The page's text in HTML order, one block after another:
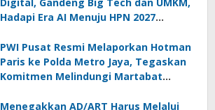
Digital, Gandeng Big Tech dan UMKM,
Hadapi Era AI Menuju HPN 2027
PWI Pusat Resmi Melaporkan Hotman
Paris ke Polda Metro Jaya, Tegaskan
Komitmen Melindungi Martabat
Menegakkan AD/ART Harus Melalui